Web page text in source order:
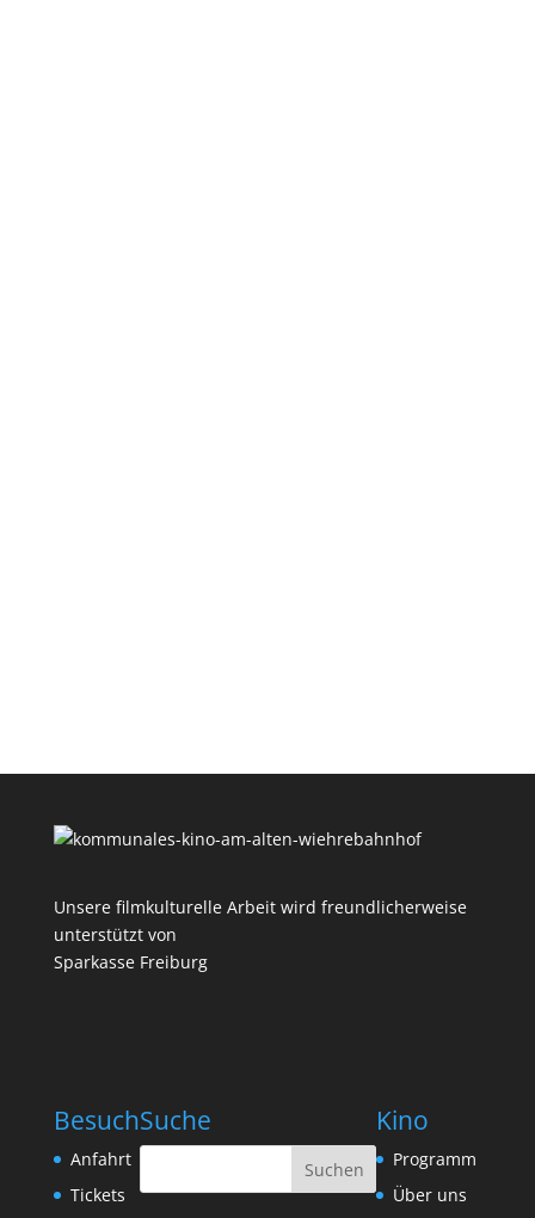
Unsere filmkulturelle Arbeit wird freundlicherweise
unterstützt von
Sparkasse Freiburg
Besuch
Anfahrt
Tickets
Suche Kino
Programm
Über uns